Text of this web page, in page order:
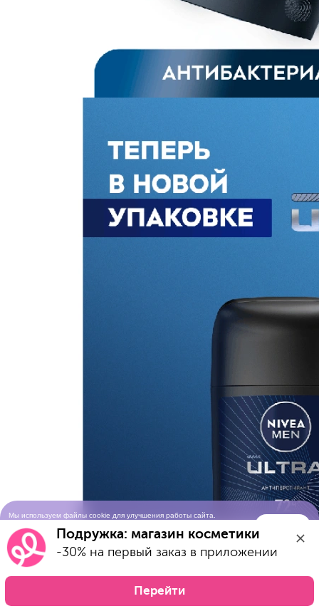
Мы используем файлы cookie для улучшения работы сайта.
использования cookie-файловПодружка: магазин косметики
-30% на первый заказ в приложении
Перейти